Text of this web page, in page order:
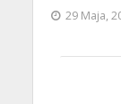
29 Maja,